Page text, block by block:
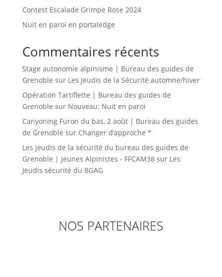
Contest Escalade Grimpe Rose 2024
Nuit en paroi en portaledge
Commentaires récents
Stage autonomie alpinisme | Bureau des guides de
Grenoble sur Les Jeudis de la Sécurité automne/hiver
Opération Tartiflette | Bureau des guides de
Grenoble sur Nouveau: Nuit en paroi
Canyoning Furon du bas, 2 août | Bureau des guides
de Grenoble sur Changer d’approche *
Les jeudis de la sécurité du bureau des guides de
Grenoble | Jeunes Alpinistes - FFCAM38sur Les
Jeudis sécurité du BGAG
NOS PARTENAIRES